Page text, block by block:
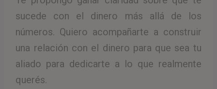
sucede con el dinero más allá de los
números. Quiero acompañarte a construir
una relación con el dinero para que sea tu
aliado para dedicarte a lo que realmente
querés.